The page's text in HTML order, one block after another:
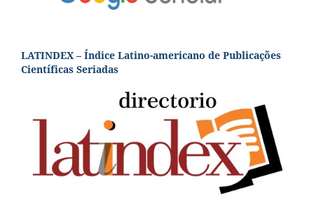
LATINDEX – Índice Latino-americano de Publicações
Científicas Seriadas